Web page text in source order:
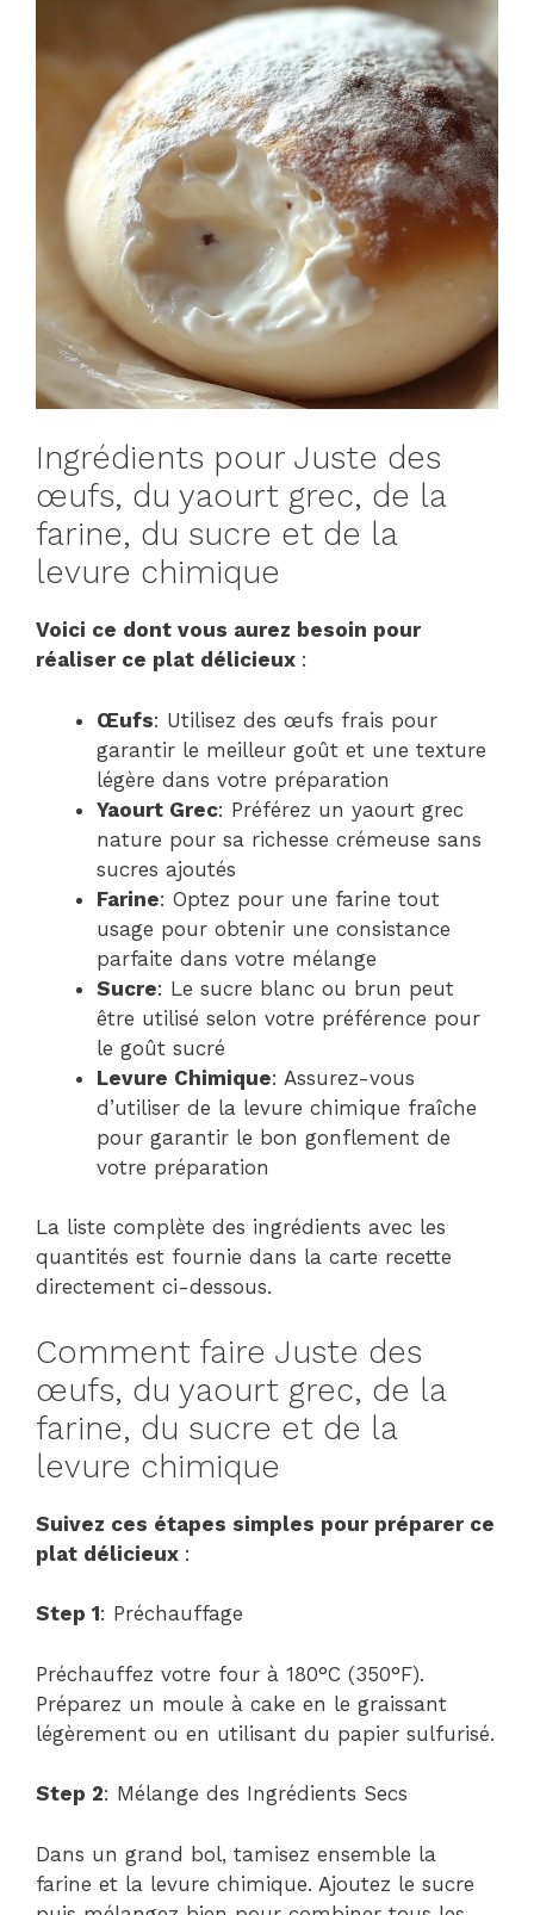
Ingrédients pour Juste des
œufs, du yaourt grec, de la
farine, du sucre et de la
levure chimique
Voici ce dont vous aurez besoin pour
réaliser ce plat délicieux :
Œufs: Utilisez des œufs frais pour
garantir le meilleur goût et une texture
légère dans votre préparation
Yaourt Grec: Préférez un yaourt grec
nature pour sa richesse crémeuse sans
sucres ajoutés
Farine: Optez pour une farine tout
usage pour obtenir une consistance
parfaite dans votre mélange
Sucre: Le sucre blanc ou brun peut
être utilisé selon votre préférence pour
le goût sucré
Levure Chimique: Assurez-vous
d’utiliser de la levure chimique fraîche
pour garantir le bon gonflement de
votre préparation
La liste complète des ingrédients avec les
quantités est fournie dans la carte recette
directement ci-dessous.
Comment faire Juste des
œufs, du yaourt grec, de la
farine, du sucre et de la
levure chimique
Suivez ces étapes simples pour préparer ce
plat délicieux :
Step 1: Préchauffage
Préchauffez votre four à 180°C (350°F).
Préparez un moule à cake en le graissant
légèrement ou en utilisant du papier sulfurisé.
Step 2: Mélange des Ingrédients Secs
Dans un grand bol, tamisez ensemble la
farine et la levure chimique. Ajoutez le sucre